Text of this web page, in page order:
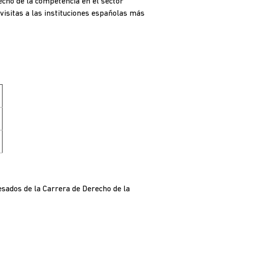
a las instituciones españolas más
de la Carrera de Derecho de la